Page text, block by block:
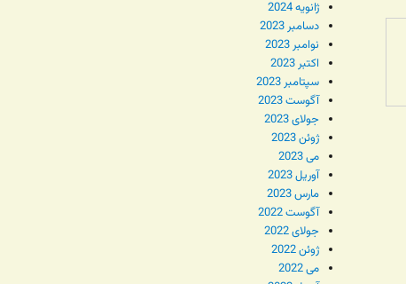
ژانویه 2024
دسامبر 2023
نوامبر 2023
اکتبر 2023
سپتامبر 2023
آگوست 2023
جولای 2023
ژوئن 2023
می 2023
آوریل 2023
مارس 2023
آگوست 2022
جولای 2022
ژوئن 2022
می 2022